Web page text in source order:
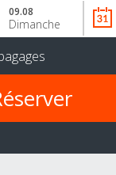
09.08
Dimanche